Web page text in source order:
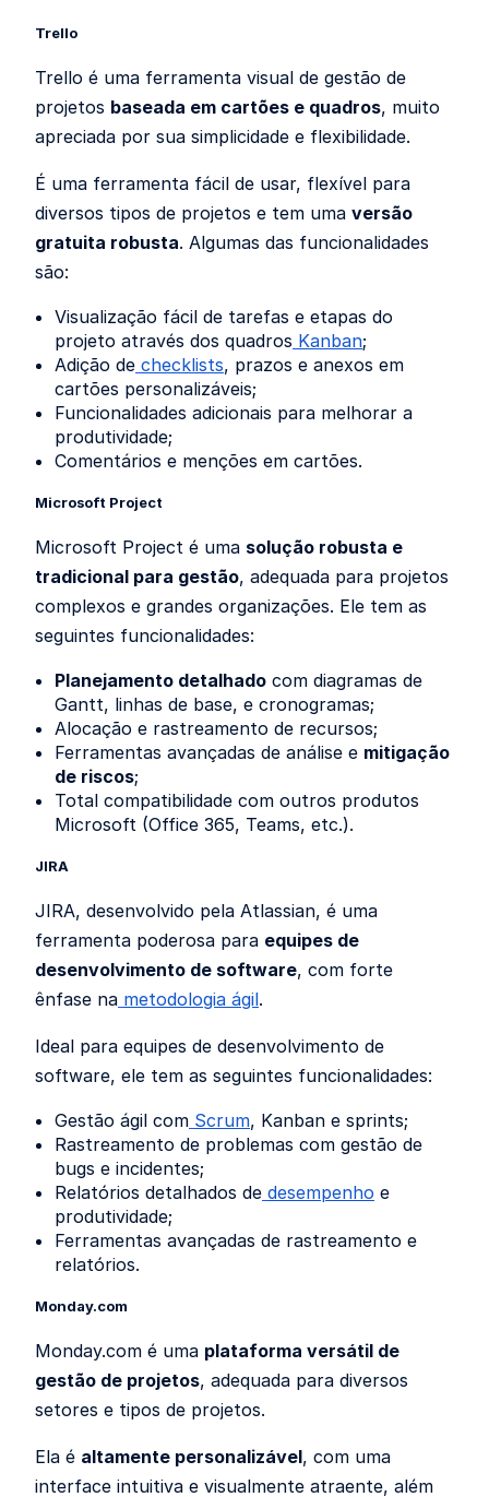
Trello
Trello é uma ferramenta visual de gestão de
projetos baseada em cartões e quadros, muito
apreciada por sua simplicidade e flexibilidade.
É uma ferramenta fácil de usar, flexível para
diversos tipos de projetos e tem uma versão
gratuita robusta. Algumas das funcionalidades
são:
Visualização fácil de tarefas e etapas do
projeto através dos quadros Kanban;
Adição de checklists, prazos e anexos em
cartões personalizáveis;
Funcionalidades adicionais para melhorar a
produtividade;
Comentários e menções em cartões.
Microsoft Project
Microsoft Project é uma solução robusta e
tradicional para gestão, adequada para projetos
complexos e grandes organizações. Ele tem as
seguintes funcionalidades:
Planejamento detalhado com diagramas de
Gantt, linhas de base, e cronogramas;
Alocação e rastreamento de recursos;
Ferramentas avançadas de análise e mitigação
de riscos;
Total compatibilidade com outros produtos
Microsoft (Office 365, Teams, etc.).
JIRA
JIRA, desenvolvido pela Atlassian, é uma
ferramenta poderosa para equipes de
desenvolvimento de software, com forte
ênfase na metodologia ágil.
Ideal para equipes de desenvolvimento de
software, ele tem as seguintes funcionalidades:
Gestão ágil com Scrum, Kanban e sprints;
Rastreamento de problemas com gestão de
bugs e incidentes;
Relatórios detalhados de desempenho e
produtividade;
Ferramentas avançadas de rastreamento e
relatórios.
Monday.com
Monday.com é uma plataforma versátil de
gestão de projetos, adequada para diversos
setores e tipos de projetos.
Ela é altamente personalizável, com uma
interface intuitiva e visualmente atraente, além